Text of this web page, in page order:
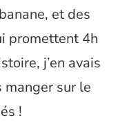
et des
promettent 4h
j’en avais
manger sur le
!